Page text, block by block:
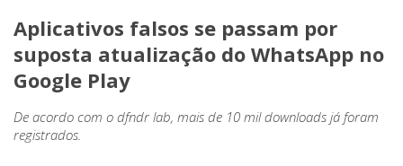
Aplicativos falsos se passam por
suposta atualização do WhatsApp no
Google Play
De acordo com o dfndr lab, mais de 10 mil downloads já foram
registrados.